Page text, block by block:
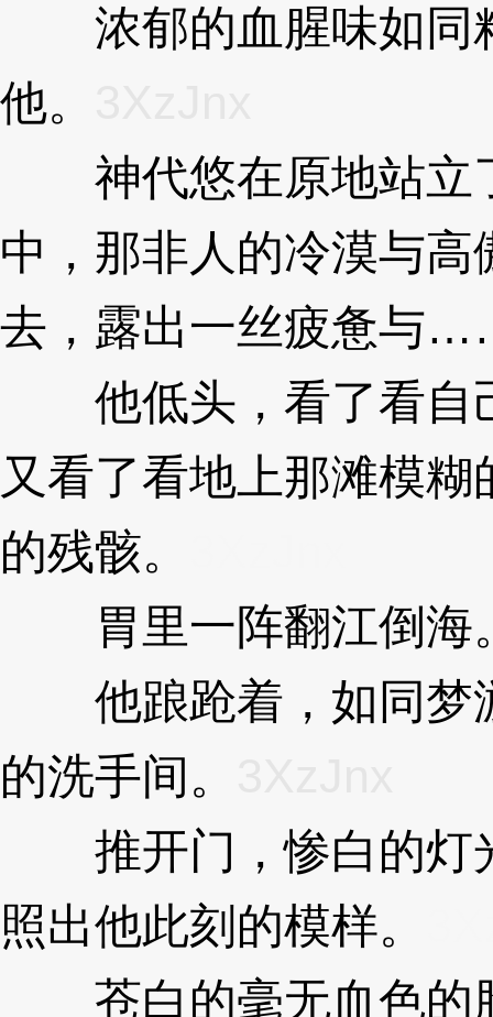
浓郁的血腥味如同
他。
神代悠在原地站立
中，那非人的冷漠与
去，露出一丝疲惫与
他低头，看了看自
又看了看地上那滩模
的残骸。
胃里一阵翻江倒海
他踉跄着，如同梦
的洗手间。
推开门，惨白的灯
照出他此刻的模样。
苍白的毫无血色的